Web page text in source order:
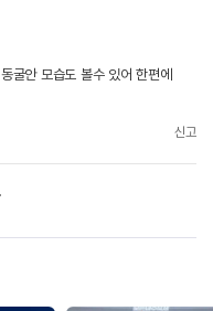
굴안 모습도 볼수 있어 한편에
신고